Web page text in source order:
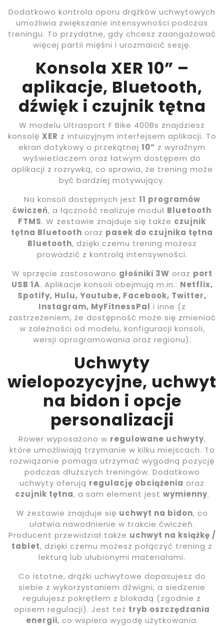
Dodatkowo kontrola oporu drążków uchwytowych
umożliwia zwiększanie intensywności podczas
treningu. To przydatne, gdy chcesz zaangażować
więcej partii mięśni i urozmaicić sesję.
Konsola XER 10” –
aplikacje, Bluetooth,
dźwięk i czujnik tętna
W modelu Ultrasport F Bike 400Bs znajdziesz
konsolę XER z intuicyjnym interfejsem aplikacji. To
ekran dotykowy o przekątnej 10” z wyraźnym
wyświetlaczem oraz łatwym dostępem do
aplikacji z rozrywką, co sprawia, że trening może
być bardziej motywujący.
Na konsoli dostępnych jest 11 programów
ćwiczeń, a łączność realizuje moduł Bluetooth
FTMS. W zestawie znajduje się także czujnik
tętna Bluetooth oraz pasek do czujnika tętna
Bluetooth, dzięki czemu trening możesz
prowadzić z kontrolą intensywności.
W sprzęcie zastosowano głośniki 3W oraz port
USB 1A. Aplikacje konsoli obejmują m.in.: Netflix,
Spotify, Hulu, Youtube, Facebook, Twitter,
Instagram, MyFitnessPal i inne (z
zastrzeżeniem, że dostępność może się zmieniać
w zależności od modelu, konfiguracji konsoli,
wersji oprogramowania oraz regionu).
Uchwyty
wielopozycyjne, uchwyt
na bidon i opcje
personalizacji
Rower wyposażono w regulowane uchwyty,
które umożliwiają trzymanie w kilku miejscach. To
rozwiązanie pomaga utrzymać wygodną pozycję
podczas dłuższych treningów. Dodatkowo
uchwyty oferują regulację obciążenia oraz
czujnik tętna, a sam element jest wymienny.
W zestawie znajduje się uchwyt na bidon, co
ułatwia nawodnienie w trakcie ćwiczeń.
Producent przewidział także uchwyt na książkę /
tablet, dzięki czemu możesz połączyć trening z
lekturą lub ulubionymi materiałami.
Co istotne, drążki uchwytowe dopasujesz do
siebie z wykorzystaniem dźwigni, a siedzenie
regulujesz pokrętłem z blokadą (zgodnie z
opisem regulacji). Jest też tryb oszczędzania
energii, co wspiera wygodę użytkowania.